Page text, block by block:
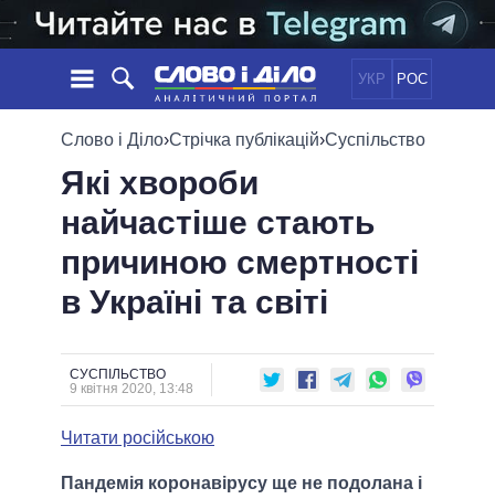
УКР РОС
НОВИНИ
СТРІЧКА
ПОДІЇ
СТАТТІ
ДУМКИ
ОГЛЯДИ
ДАЙДЖЕСТИ
ЕКОНОМІКА
СУСПІЛЬСТВО
СВІТ
ОБIЦЯНКИ
ПОЛIТИКИ
УСІ ПОЛІТИКИ
ПРЕЗИДЕНТ І ОФІС
ВЕРХОВНА РАДА
КАБІНЕТ МІНІСТРІВ
МЕРИ МІСТ
ВСІ ПЕРСОНИ
ІНФОГРАФІКА
ПІДТРИМАТИ
ПОРІВНЯННЯ ПОЛІТИКІВ
Слово і Діло›Стрічка публікацій›Суспільство
Які хвороби
найчастіше стають
причиною смертності
в Україні та світі
СУСПІЛЬСТВО
9 квітня 2020, 13:48
Читати російською
Пандемія коронавірусу ще не подолана і